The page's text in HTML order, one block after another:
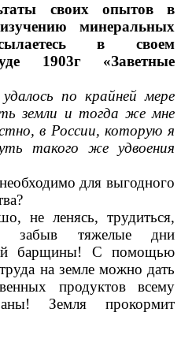
своих опытов в
минеральных
в своем
1903г «Заветные
по крайней мере
земли и тогда же мне
в России, которую я
такого же удвоения
для выгодного
не ленясь, трудиться,
забыв тяжелые дни
барщины! С помощью
на земле можно дать
продуктов всему
Земля прокормит